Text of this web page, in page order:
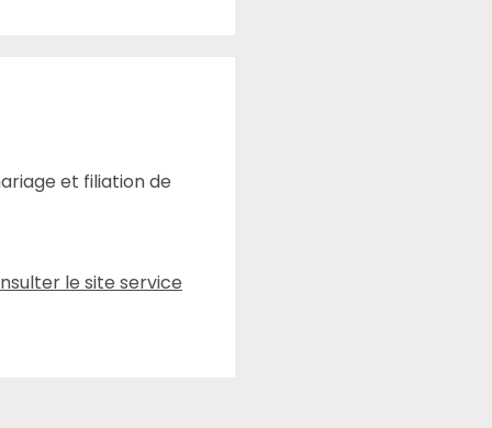
et filiation de
le site service